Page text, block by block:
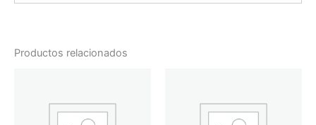
Productos relacionados